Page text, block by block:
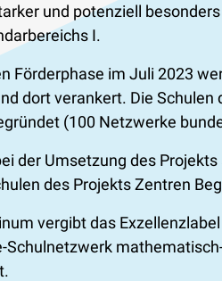
und potenziell
I.
Förderphase im Juli 2023
dort verankert. Die
(100 Netzwerke
der Umsetzung des
des Projekts Zentren
vergibt das
Schulnetzwerk